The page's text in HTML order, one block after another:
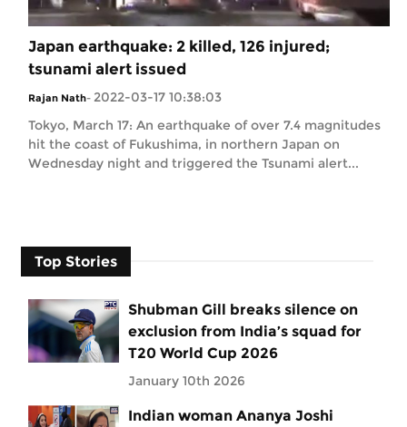
Japan earthquake: 2 killed, 126 injured;
tsunami alert issued
Rajan Nath- 2022-03-17 10:38:03
Tokyo, March 17: An earthquake of over 7.4 magnitudes
hit the coast of Fukushima, in northern Japan on
Wednesday night and triggered the Tsunami alert...
Top Stories
Shubman Gill breaks silence on
exclusion from India’s squad for
T20 World Cup 2026
January 10th 2026
Indian woman Ananya Joshi